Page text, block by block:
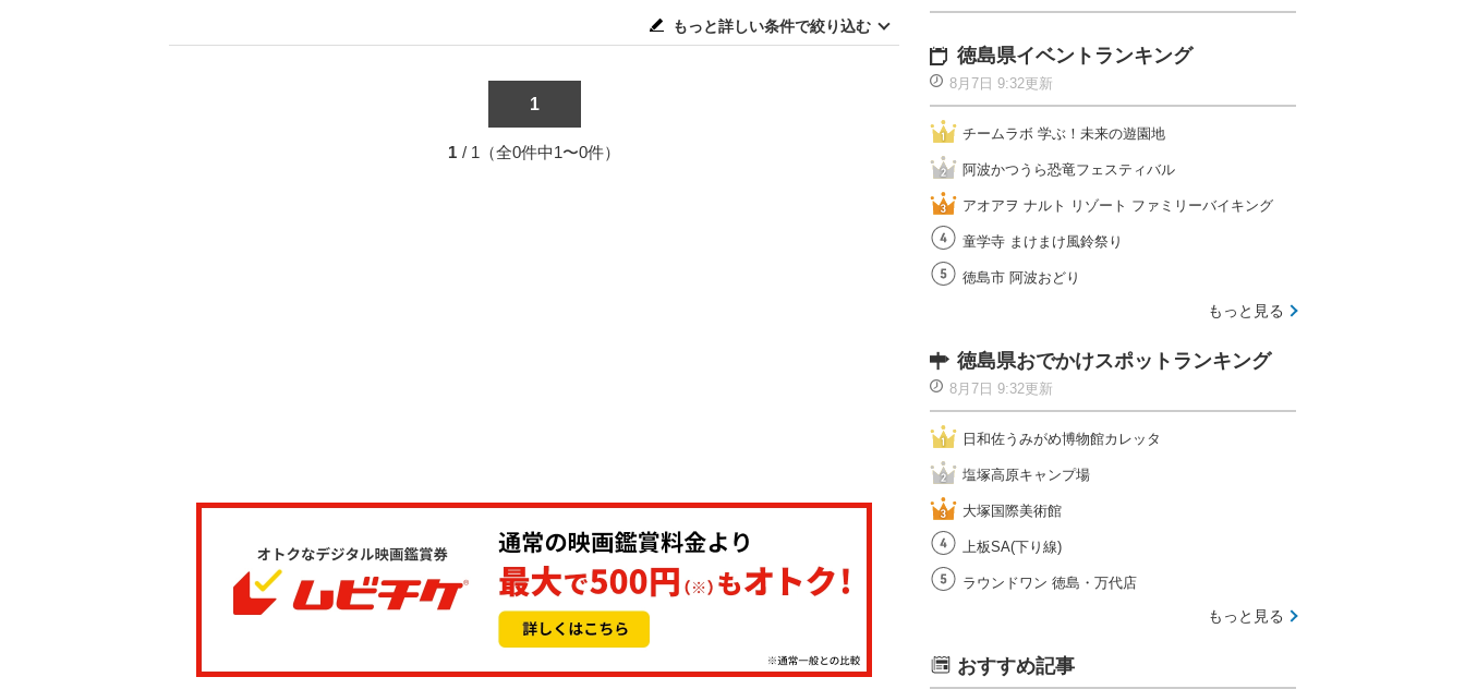
もっと詳しい条件で絞り込む
1
1 / 1（全0件中1〜0件）
徳島県イベントランキング
8月7日 9:32更新
チームラボ 学ぶ！未来の遊園地
阿波かつうら恐竜フェスティバル
アオアヲ ナルト リゾート ファミリーバイキング
童学寺 まけまけ風鈴祭り
徳島市 阿波おどり
もっと見る
徳島県おでかけスポットランキング
8月7日 9:32更新
日和佐うみがめ博物館カレッタ
塩塚高原キャンプ場
大塚国際美術館
上板SA(下り線)
ラウンドワン 徳島・万代店
もっと見る
おすすめ記事